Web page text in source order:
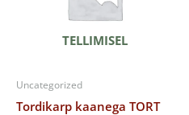
TELLIMISEL
Uncategorized
Tordikarp kaanega TORT